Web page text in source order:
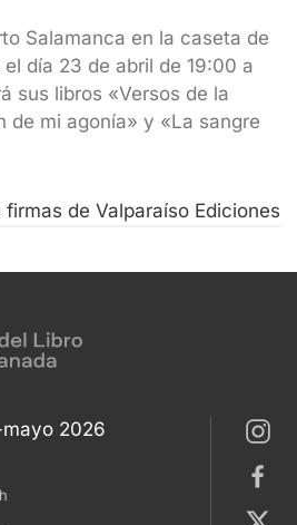
Salamanca en la caseta de
día 23 de abril de 19:00 a
sus libros «Versos de la
de mi agonía» y «La sangre
de Valparaíso Ediciones
2026